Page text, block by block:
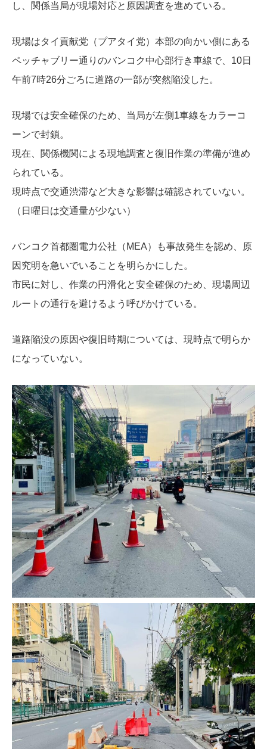
し、関係当局が現場対応と原因調査を進めている。
現場はタイ貢献党（プアタイ党） 本部の向かい側にある
ペッチャブリー通りのバンコク中心部行き車線で、10日
午前7時26分ごろに道路の一部が突然陥没した。
現場では安全確保のため、当局が左側1車線をカラーコ
ーンで封鎖。
現在、関係機関による現地調査と復旧作業の準備が進め
られている。
現時点で交通渋滞など大きな影響は確認されていない。
（日曜日は交通量が少ない）
バンコク首都圏電力公社（MEA）
も事故発生を認め、原
因究明を急いでいることを明らかにした。
市民に対し、作業の円滑化と安全確保のため、現場周辺
ルートの通行を避けるよう呼びかけている。
道路陥没の原因や復旧時期については、現時点で明らか
になっていない。